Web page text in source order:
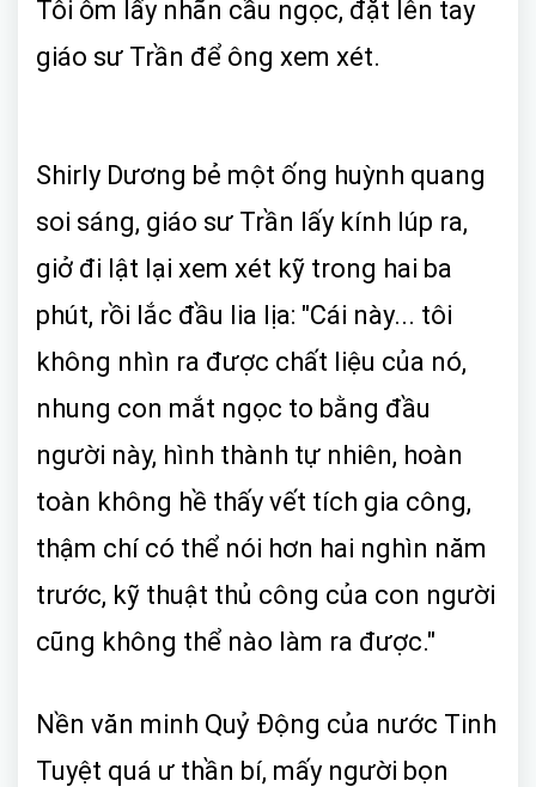
Tôi ôm lấy nhãn cầu ngọc, đặt lên tay
giáo sư Trần để ông xem xét.
Shirly Dương bẻ một ống huỳnh quang
soi sáng, giáo sư Trần lấy kính lúp ra,
giở đi lật lại xem xét kỹ trong hai ba
phút, rồi lắc đầu lia lịa: "Cái này... tôi
không nhìn ra được chất liệu của nó,
nhung con mắt ngọc to bằng đầu
người này, hình thành tự nhiên, hoàn
toàn không hề thấy vết tích gia công,
thậm chí có thể nói hơn hai nghìn năm
trước, kỹ thuật thủ công của con người
cũng không thể nào làm ra được."
Nền văn minh Quỷ Động của nước Tinh
Tuyệt quá ư thần bí, mấy người bọn